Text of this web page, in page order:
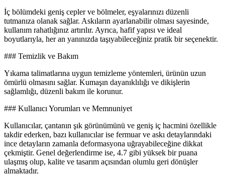
İç bölümdeki geniş cepler ve bölmeler, eşyalarınızı düzenli
tutmanıza olanak sağlar. Askıların ayarlanabilir olması sayesinde,
kullanım rahatlığınız artırılır. Ayrıca, hafif yapısı ve ideal
boyutlarıyla, her an yanınızda taşıyabileceğiniz pratik bir seçenektir.
### Temizlik ve Bakım
Yıkama talimatlarına uygun temizleme yöntemleri, ürünün uzun
ömürlü olmasını sağlar. Kumaşın dayanıklılığı ve dikişlerin
sağlamlığı, düzenli bakım ile korunur.
### Kullanıcı Yorumları ve Memnuniyet
Kullanıcılar, çantanın şık görünümünü ve geniş iç hacmini özellikle
takdir ederken, bazı kullanıcılar ise fermuar ve askı detaylarındaki
ince detayların zamanla deformasyona uğrayabileceğine dikkat
çekmiştir. Genel değerlendirme ise, 4.7 gibi yüksek bir puana
ulaşmış olup, kalite ve tasarım açısından olumlu geri dönüşler
almaktadır.